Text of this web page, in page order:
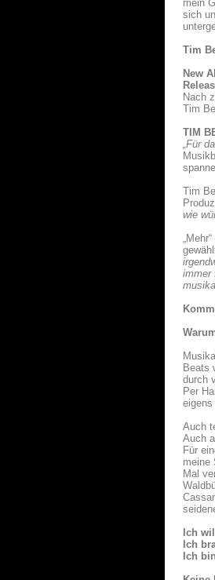
mein
sich
Tim
New
Nach
Tim
TIM
„Für
Tim
wie
immer
Beats
durch
Per
eigens
Auch
Auch
Für
meine
Mal
Ich
Ich
Ich